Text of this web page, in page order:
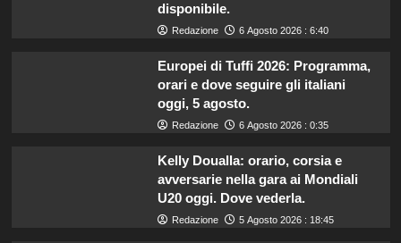
disponibile.
Redazione 6 Agosto 2026 : 6:40
Europei di Tuffi 2026: Programma,
orari e dove seguire gli italiani
oggi, 5 agosto.
Redazione 6 Agosto 2026 : 0:35
Kelly Doualla: orario, corsia e
avversarie nella gara ai Mondiali
U20 oggi. Dove vederla.
Redazione 5 Agosto 2026 : 18:45